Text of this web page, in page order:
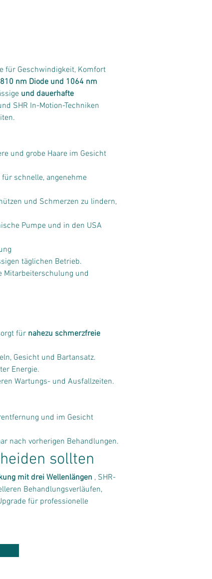
für Geschwindigkeit, Komfort
nm Diode und 1064 nm
und dauerhafte
SHR In-Motion-Techniken
und grobe Haare im Gesicht
schnelle, angenehme
und Schmerzen zu lindern,
Pumpe und in den USA
täglichen Betrieb.
Mitarbeiterschulung und
für nahezu schmerzfreie
Gesicht und Bartansatz.
Energie.
Wartungs- und Ausfallzeiten.
und im Gesicht
nach vorherigen Behandlungen.
sollten
mit drei Wellenlängen , SHR-
Behandlungsverläufen,
für professionelle